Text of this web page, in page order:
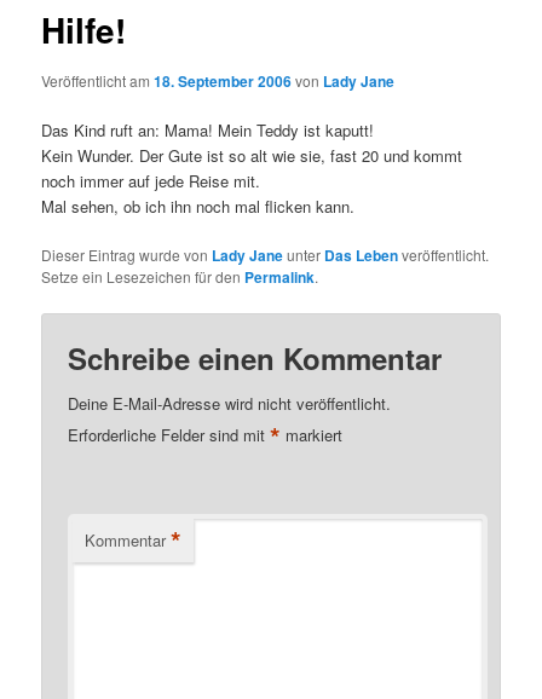
Hilfe!
Veröffentlicht am18. September 2006von Lady Jane
Das Kind ruft an: Mama! Mein Teddy ist kaputt!
Kein Wunder. Der Gute ist so alt wie sie, fast 20 und kommt
noch immer auf jede Reise mit.
Mal sehen, ob ich ihn noch mal flicken kann.
Dieser Eintrag wurde von Lady Janeunter Das Lebenveröffentlicht.
Setze ein Lesezeichen für den Permalink.
Schreibe einen Kommentar
Deine E-Mail-Adresse wird nicht veröffentlicht.
Erforderliche Felder sind mit* markiert
Kommentar *